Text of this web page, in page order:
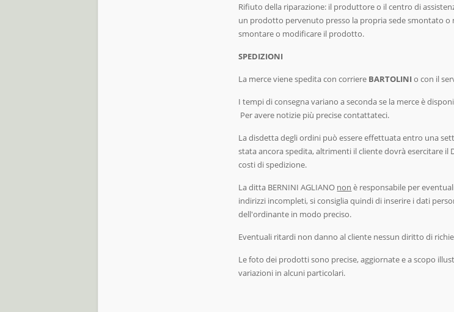
Rifiuto della riparazione: il produttore o il centro di
un prodotto pervenuto presso la propria sede smontato o
smontare o modificare il prodotto.
SPEDIZIONI
La merce viene spedita con corriere BARTOLINIo con il
I tempi di consegna variano a seconda se la merce è
Per avere notizie più precise contattateci.
La disdetta degli ordini può essere effettuata entro una
stata ancora spedita, altrimenti il cliente dovrà esercitare il
costi di spedizione.
La ditta BERNINI AGLIANO non è responsabile per
indirizzi incompleti, si consiglia quindi di inserire i dati
dell'ordinante in modo preciso.
Eventuali ritardi non danno al cliente nessun diritto di
Le foto dei prodotti sono precise, aggiornate e a scopo
variazioni in alcuni particolari.